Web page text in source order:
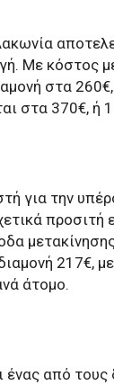
Με κόστος
στα
στα 370€, ή
για την
προσιτή
217€,
άτομο.
ένας από